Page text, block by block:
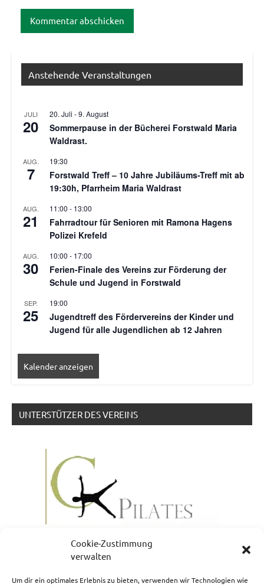
Cookie-Zustimmung
verwalten
Um dir ein optimales Erlebnis zu bieten, verwenden wir Technologien wie
Anstehende Veranstaltungen
JULI
20
20. Juli -9. August
Sommerpause in der Bücherei Forstwald Maria
Waldrast.
AUG.
7
19:30
Forstwald Treff – 10 Jahre Jubiläums-Treff mit ab
19:30h, Pfarrheim Maria Waldrast
AUG.
21
11:00 - 13:00
Fahrradtour für Senioren mit Ramona Hagens
Polizei Krefeld
AUG.
30
10:00 - 17:00
Ferien-Finale des Vereins zur Förderung der
Schule und Jugend in Forstwald
SEP.
25
19:00
Jugendtreff des Fördervereins der Kinder und
Jugend für alle Jugendlichen ab 12 Jahren
Kalender anzeigen
UNTERSTÜTZER DES VEREINS